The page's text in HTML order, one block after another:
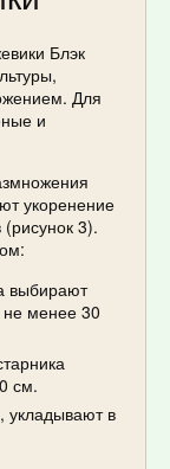
Блэк
Для
и
укоренение
3).
выбирают
менее 30
см.
укладывают в